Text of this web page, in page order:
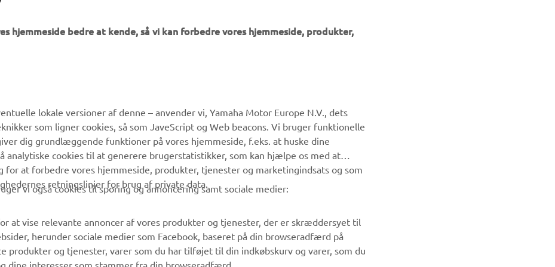
MyYamaha
Yamaha Music
Yamaha Racing
Yamaha Motor Global
Kundeservice
Reservedelskatalog
Yamaha-forhandler
Håndtering af
Vær den første til at få besked om de seneste tilbud, særlige
arrangementer, nye udgivelser og meget mere.
hjemmeside bedre at kende, så vi kan forbedre vores hjemmeside, produkter,
lokale versioner af denne – anvender vi, Yamaha Motor Europe N.V., dets
som ligner cookies, så som JaveScript og Web beacons. Vi bruger funktionelle
dig grundlæggende funktioner på vores hjemmeside, f.eks. at huske dine
analytiske cookies til at generere brugerstatistikker, som kan hjælpe os med at
for at forbedre vores hjemmeside, produkter, tjenester og marketingindsats og som
retningslinjer for brug af private data.
vi også cookies til sporing og annoncering samt sociale medier:
at vise relevante annoncer af vores produkter og tjenester, der er skræddersyet til
herunder sociale medier som Facebook, baseret på din browseradfærd på
produkter og tjenester, varer som du har tilføjet til din indkøbskurv og varer, som du
dine interesser som stammer fra din browseradfærd.